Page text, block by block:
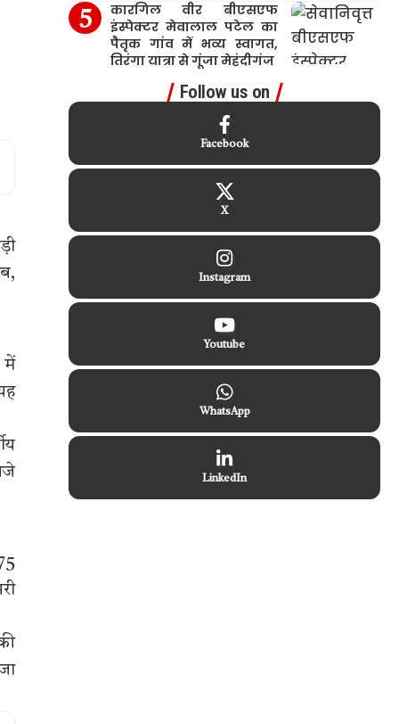
में
कारगिल वीर बीएसएफ
इंस्पेक्टर मेवालाल पटेल का
पैतृक गांव में भव्य स्वागत,
तिरंगा यात्रा से गूंजा मेहंदीगंज
Follow us on
Facebook
X
Instagram
Youtube
WhatsApp
LinkedIn